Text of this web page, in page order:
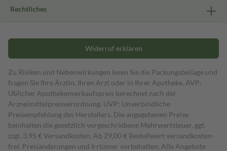
Rechtliches
Widerruf erklären
Zu Risiken und Nebenwirkungen lesen Sie die Packungsbeilage und
fragen Sie Ihre Ärztin, Ihren Arzt oder in Ihrer Apotheke. AVP:
Üblicher Apothekenverkaufspreis berechnet nach der
Arzneimittelpreisverordnung. UVP: Unverbindliche
Preisempfehlung des Herstellers. Die angegebenen Preise
beinhalten die gesetzlich vorgeschriebene Mehrwertsteuer, ggf.
zzgl. 3,95 € Versandkosten. Ab 29,00 € Bestell­wert versand­kosten­
frei. Preisänderungen und Irrtümer vorbehalten. Alle Angebote